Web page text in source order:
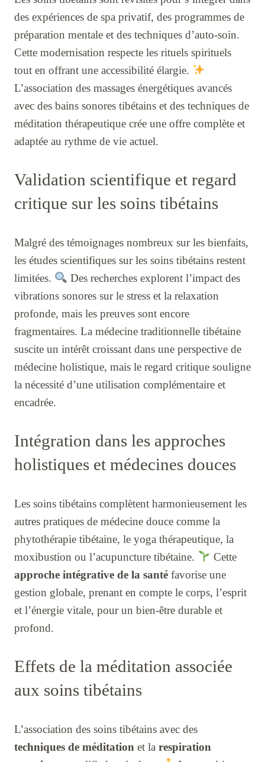
des expériences de spa privatif, des programmes de
préparation mentale et des techniques d’auto-soin.
Cette modernisation respecte les rituels spirituels
tout en offrant une accessibilité élargie.
L’association des massages énergétiques avancés
avec des bains sonores tibétains et des techniques de
méditation thérapeutique crée une offre complète et
adaptée au rythme de vie actuel.
Validation scientifique et regard
critique sur les soins tibétains
Malgré des témoignages nombreux sur les bienfaits,
les études scientifiques sur les soins tibétains restent
limitées.
Des recherches explorent l’impact des
vibrations sonores sur le stress et la relaxation
profonde, mais les preuves sont encore
fragmentaires. La médecine traditionnelle tibétaine
suscite un intérêt croissant dans une perspective de
médecine holistique, mais le regard critique souligne
la nécessité d’une utilisation complémentaire et
encadrée.
Intégration dans les approches
holistiques et médecines douces
Les soins tibétains complètent harmonieusement les
autres pratiques de médecine douce comme la
phytothérapie tibétaine, le yoga thérapeutique, la
moxibustion ou l’acupuncture tibétaine.
Cette
approche intégrative de la santé favorise une
gestion globale, prenant en compte le corps, l’esprit
et l’énergie vitale, pour un bien-être durable et
profond.
Effets de la méditation associée
aux soins tibétains
L’association des soins tibétains avec des
techniques de méditation et la respiration